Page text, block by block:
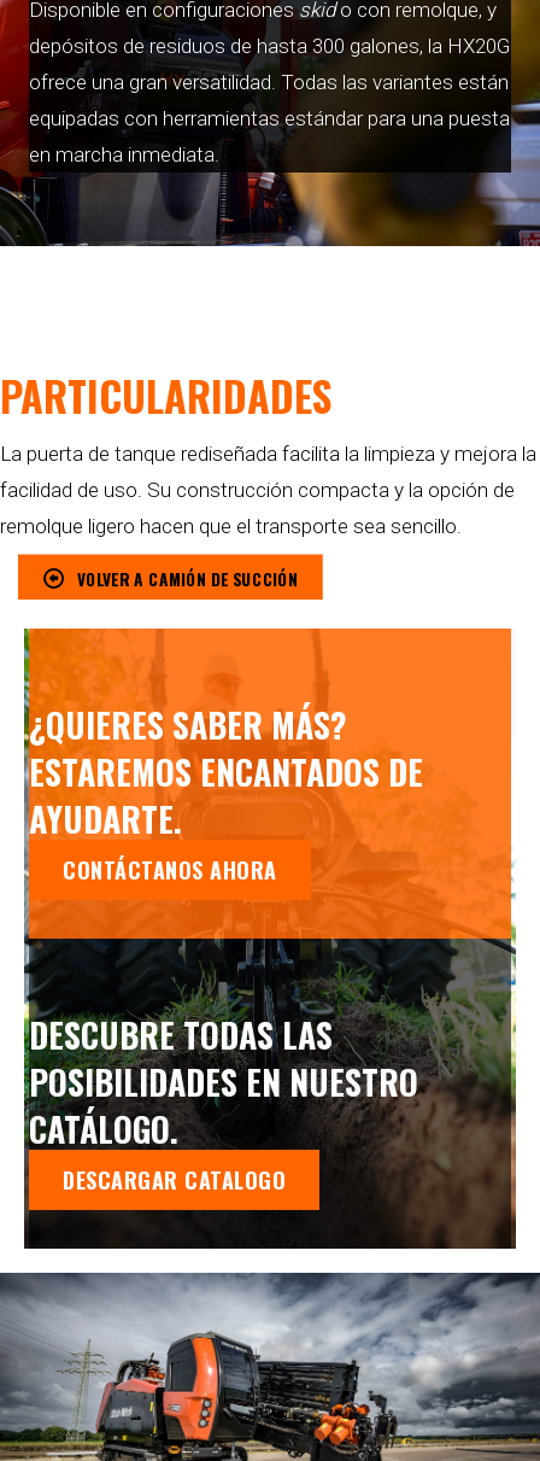
Disponible en configuracionesskido con remolque, y
depósitos de residuos de hasta 300 galones, la HX20G
ofrece una gran versatilidad. Todas las variantes están
equipadas con herramientas estándar para una puesta
en marcha inmediata.
PARTICULARIDADES
La puerta de tanque rediseñada facilita la limpieza y mejora la
facilidad de uso. Su construcción compacta y la opción de
remolque ligero hacen que el transporte sea sencillo.
VOLVER A CAMIÓN DE SUCCIÓN
¿QUIERES SABER MÁS?
ESTAREMOS ENCANTADOS DE
AYUDARTE.
CONTÁCTANOS AHORA
DESCUBRE TODAS LAS
POSIBILIDADES EN NUESTRO
CATÁLOGO.
DESCARGAR CATALOGO